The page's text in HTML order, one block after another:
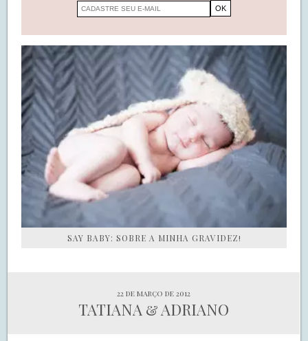
SAY BABY: SOBRE A MINHA GRAVIDEZ!
22 de março de 2012
TATIANA & ADRIANO